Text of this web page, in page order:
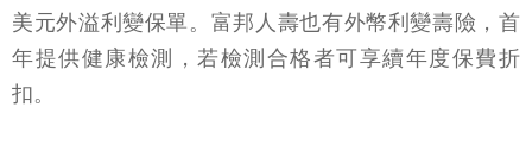
美元外溢利變保單。富邦人壽也有外幣利變壽險，首
年提供健康檢測，若檢測合格者可享續年度保費折
扣。